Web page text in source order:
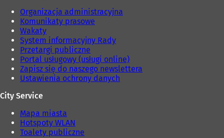
Organizacja administracyjna
Komunikaty prasowe
Wakaty
System informacyjny Rady
Przetargi publiczne
Portal usługowy (usługi online)
Zapisz się do naszego newslettera
Ustawienia ochrony danych
City Service
Mapa miasta
Hotspoty WLAN
Toalety publiczne